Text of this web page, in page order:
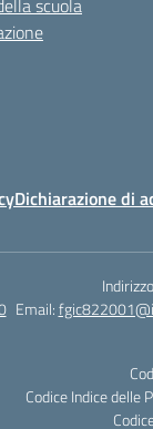
scuola
Dichiarazione di
Email:
Codice Indice delle